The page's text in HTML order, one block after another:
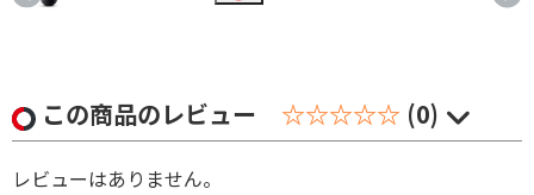
この商品のレビュー ☆☆☆☆☆ (0)
レビューはありません。